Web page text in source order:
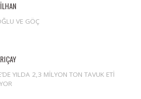
VE GÖÇ
YILDA 2,3 MİLYON TON TAVUK ETİ